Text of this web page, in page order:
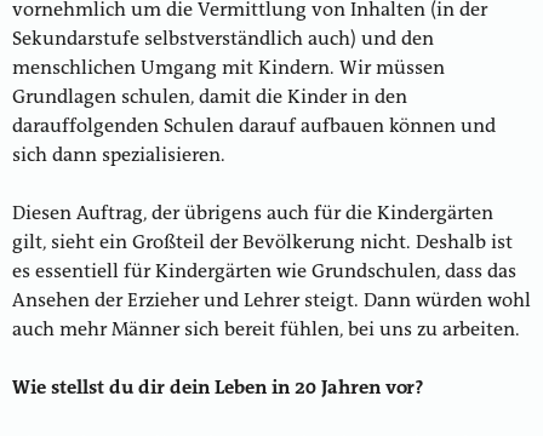
vornehmlich um die Vermittlung von Inhalten (in der
Sekundarstufe selbstverständlich auch) und den
menschlichen Umgang mit Kindern. Wir müssen
Grundlagen schulen, damit die Kinder in den
darauffolgenden Schulen darauf aufbauen können und
sich dann spezialisieren.
Diesen Auftrag, der übrigens auch für die Kindergärten
gilt, sieht ein Großteil der Bevölkerung nicht. Deshalb ist
es essentiell für Kindergärten wie Grundschulen, dass das
Ansehen der Erzieher und Lehrer steigt. Dann würden wohl
auch mehr Männer sich bereit fühlen, bei uns zu arbeiten.
Wie stellst du dir dein Leben in 20 Jahren vor?